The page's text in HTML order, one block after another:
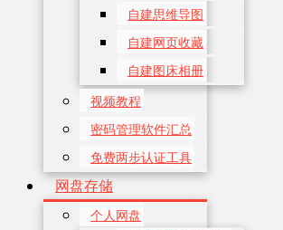
自建思维导图
自建网页收藏
自建图床相册
视频教程
密码管理软件汇总
免费两步认证工具
网盘存储
个人网盘